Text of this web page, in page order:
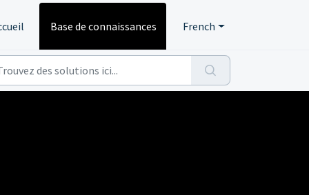
Base de connaissances French